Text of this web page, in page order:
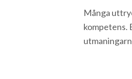
Många
kompetens.